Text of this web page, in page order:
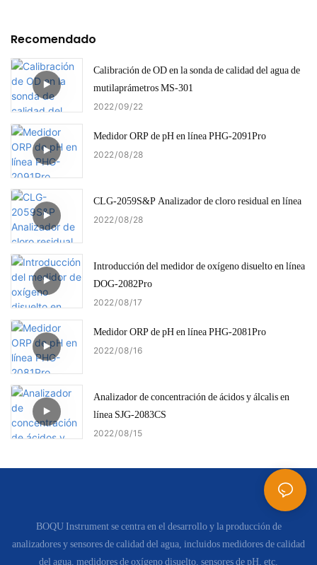
Recomendado
Calibración de OD en la sonda de calidad del agua de
mutilaprámetros MS-301
2022 09 22
Medidor ORP de pH en línea PHG-2091Pro
2022 08 28
CLG-2059S&P Analizador de cloro residual en línea
2022 08 28
Introducción del medidor de oxígeno disuelto en línea
DOG-2082Pro
2022 08 17
Medidor ORP de pH en línea PHG-2081Pro
2022 08 16
Analizador de concentración de ácidos y álcalis en
línea SJG-2083CS
2022 08 15
BOQU Instrument se centra en el desarrollo y la producción de
analizadores y sensores de calidad del agua, incluidos medidores de calidad
del agua, medidores de oxígeno disuelto, sensores de pH, etc.